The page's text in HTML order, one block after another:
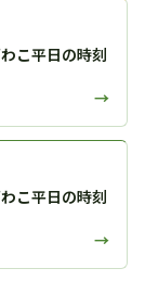
こ平日の時刻
→
こ平日の時刻
→